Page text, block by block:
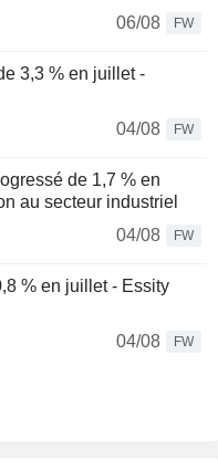
06/08
FW
3,3 % en juillet -
04/08
FW
de 1,7 % en
au secteur industriel
04/08
FW
% en juillet - Essity
04/08
FW